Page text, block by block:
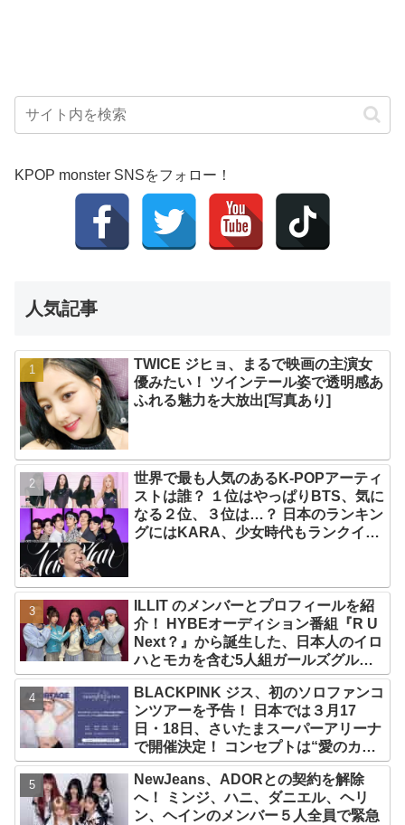
KPOP monster SNSをフォロー！
人気記事
TWICE ジヒョ、まるで映画の主演女
優みたい！ ツインテール姿で透明感あ
ふれる魅力を大放出[写真あり]
世界で最も人気のあるK-POPアーティ
ストは誰？ １位はやっぱりBTS、気に
なる２位、３位は…？ 日本のランキン
グにはKARA、少女時代もランクイ
ILLIT のメンバーとプロフィールを紹
介！ HYBEオーディション番組『R U
Next？』から誕生した、日本人のイロ
ハとモカを含む5人組ガールズグルー
プ！ デビュー曲「Magnetic」がいき
なりの大ヒット
BLACKPINK ジス、初のソロファンコ
ンツアーを予告！ 日本では３月17
日・18日、さいたまスーパーアリーナ
で開催決定！ コンセプトは“愛のカケ
ラ”！？ 14日には新アルバム
『AMORTAGE』もリリース
NewJeans、ADORとの契約を解除
へ！ ミンジ、ハニ、ダニエル、ヘリ
ン、ヘインのメンバー５人全員で緊急